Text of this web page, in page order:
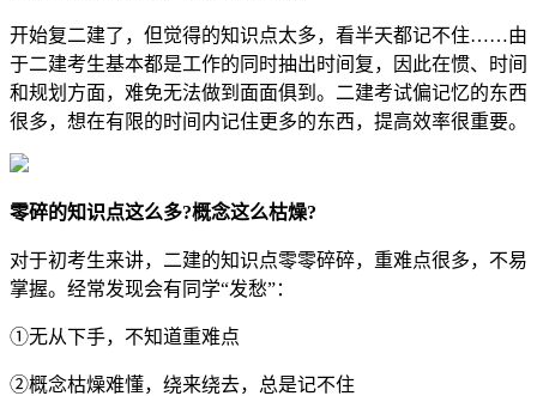
开始复二建了，但觉得的知识点太多，看半天都记不住……由
于二建考生基本都是工作的同时抽出时间复，因此在惯、时间
和规划方面，难免无法做到面面俱到。二建考试偏记忆的东西
很多，想在有限的时间内记住更多的东西，提高效率很重要。
零碎的知识点这么多?概念这么枯燥?
对于初考生来讲，二建的知识点零零碎碎，重难点很多，不易
掌握。经常发现会有同学“发愁”：
①无从下手，不知道重难点
②概念枯燥难懂，绕来绕去，总是记不住